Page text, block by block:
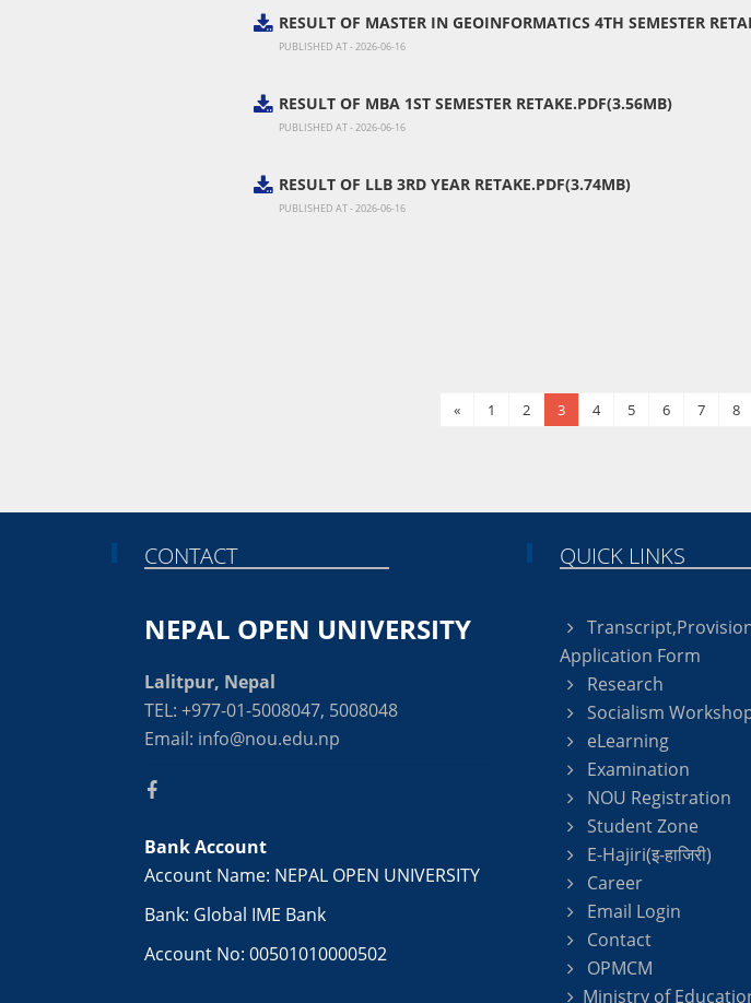
RESULT OF MASTER IN GEOINFORMATICS 4TH SEMESTER
PUBLISHED AT - 2026-06-16
RESULT OF MBA 1ST SEMESTER RETAKE.PDF(3.56MB)
PUBLISHED AT - 2026-06-16
RESULT OF LLB 3RD YEAR RETAKE.PDF(3.74MB)
PUBLISHED AT - 2026-06-16
« 1 2 3 4 5 6 7 8
CONTACT
NEPAL OPEN UNIVERSITY
Lalitpur, Nepal
TEL: +977-01-5008047, 5008048
Email: info@nou.edu.np
Bank Account
Account Name: NEPAL OPEN UNIVERSITY
Bank: Global IME Bank
Account No: 00501010000502
QUICK LINKS
Application Form
Research
Socialism
eLearning
Examination
NOU Registration
Student Zone
E-Hajiri(इ-हाजिरी)
Career
Email Login
Contact
OPMCM
Ministry of